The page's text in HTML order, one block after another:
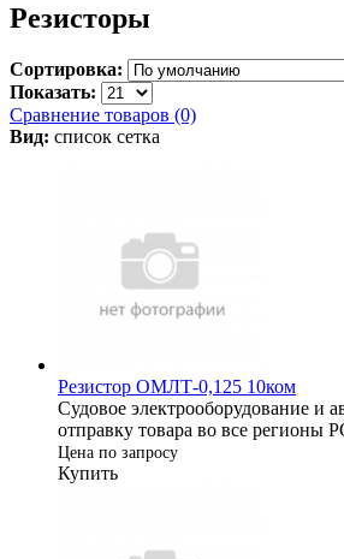
Резисторы
Сортировка:
Показать:
Сравнение товаров (0)
Вид: список сетка
Резистор ОМЛТ-0,125 10ком
Судовое электрооборудование и
отправку товара во все
Цена по запросу
Купить